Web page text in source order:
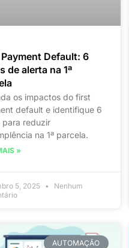
Default: 6
de alerta na 1ª
os impactos do first
default e identifique 6
para reduzir
na 1ª parcela.
»
5, 2025
Nenhum
AUTOMAÇÃO